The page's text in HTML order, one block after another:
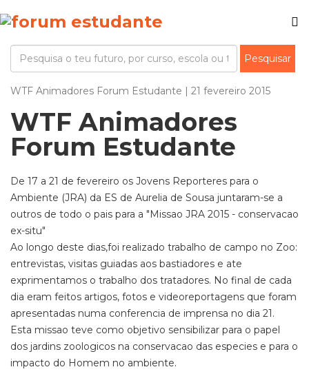
WTF Animadores Forum Estudante | 21 fevereiro 2015
WTF Animadores
Forum Estudante
De 17 a 21 de fevereiro os Jovens Reporteres para o
Ambiente (JRA) da ES de Aurelia de Sousa juntaram-se a
outros de todo o pais para a "Missao JRA 2015 - conservacao
ex-situ"
Ao longo deste dias,foi realizado trabalho de campo no Zoo:
entrevistas, visitas guiadas aos bastiadores e ate
exprimentamos o trabalho dos tratadores. No final de cada
dia eram feitos artigos, fotos e videoreportagens que foram
apresentadas numa conferencia de imprensa no dia 21.
Esta missao teve como objetivo sensibilizar para o papel
dos jardins zoologicos na conservacao das especies e para o
impacto do Homem no ambiente.